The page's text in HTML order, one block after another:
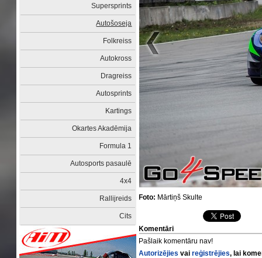
Supersprints
Autošoseja
Folkreiss
Autokross
Dragreiss
Autosprints
Kartings
Okartes Akadēmija
Formula 1
Autosports pasaulē
4x4
Rallijreids
Cits
Foto: Mārtiņš Skulte
Komentāri
Pašlaik komentāru nav!
Autorizējies vaireģistrējies, lai